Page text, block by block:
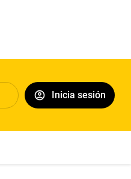
Inicia sesión